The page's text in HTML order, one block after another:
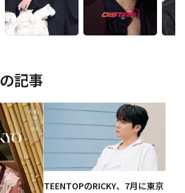
の記事
TEENTOPのRICKY、7月に東京